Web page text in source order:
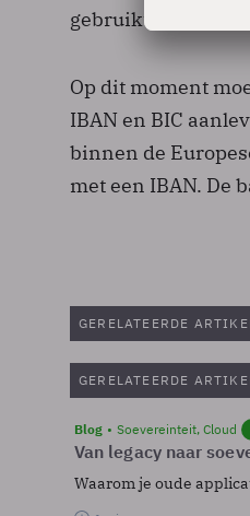
gebruikt om de
Op dit moment
IBAN en BIC
binnen de
met een IBAN. De
GERELATEERDE
GERELATEERDE
Blog Soevereinteit, Cloud
Van legacy naar
Waarom je oude